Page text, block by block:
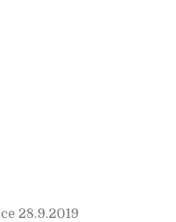
28.9.2019